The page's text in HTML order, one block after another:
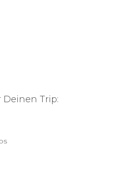
Deinen Trip: